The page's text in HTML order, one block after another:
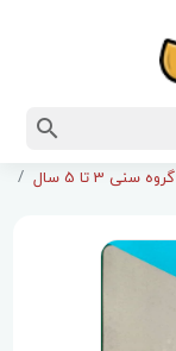
گروه سنی 3 تا 5 سال